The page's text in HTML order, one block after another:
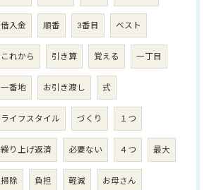
借入金 順番 3番目 ベスト
これから 引き算 覚える 一丁目
一番地 お引き渡し 式
ライフスタイル づくり １つ
繰り上げ返済 必要ない ４つ 最大
掃除 負担 軽減 お母さん